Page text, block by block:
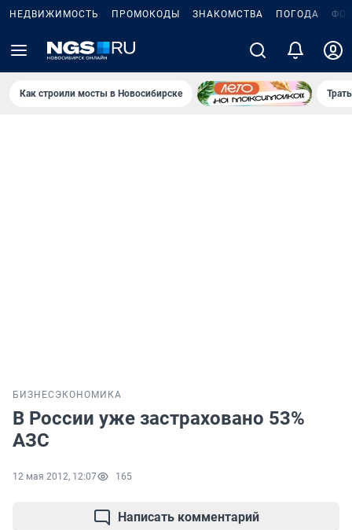
НЕДВИЖИМОСТЬ ПРОМОКОДЫ ЗНАКОМСТВА ПОГОДА
Как строили мосты в Новосибирске
БИЗНЕС ЭКОНОМИКА
В России уже застраховано 53%
АЗС
12 мая 2012, 12:07 165
Написать комментарий